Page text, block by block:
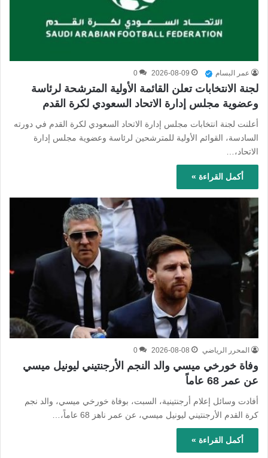
عمر البسام 2026-08-09
0
لجنة الانتخابات تعلن القائمة الأولية المترشحة لرئاسة
وعضوية مجلس إدارة الاتحاد السعودي لكرة القدم
أعلنت لجنة انتخابات مجلس إدارة الاتحاد السعودي لكرة القدم في دورته
السادسة، القوائم الأولية للمترشحين لرئاسة وعضوية مجلس إدارة
الاتحاد،…
أكمل القراءة »
المحرر الرياضي 2026-08-08
0
وفاة خورخي ميسي والد النجم الأرجنتيني ليونيل ميسي
عن عمر 68 عاماً
أفادت وسائل إعلام أرجنتينية، السبت، بوفاة خورخي ميسي، والد نجم
كرة القدم الأرجنتيني ليونيل ميسي، عن عمر ناهز 68 عاماً،…
أكمل القراءة »